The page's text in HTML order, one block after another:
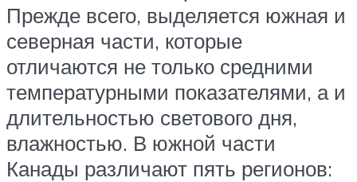
Прежде всего, выделяется южная и
северная части, которые
отличаются не только средними
температурными показателями, а и
длительностью светового дня,
влажностью. В южной части
Канады различают пять регионов: